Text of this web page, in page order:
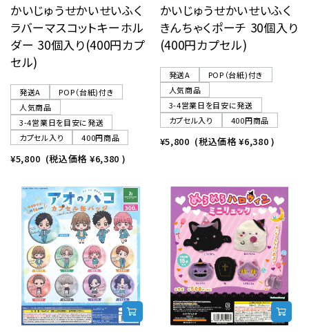
かいじゅうせかいせいふく
ラバーマスコットキーホル
ダー 30個入り(400円カプ
セル)
発送A
POP（台紙)付き
人気商品
3-4営業日を目安に発送
カプセル入り
400円商品
¥5,800 (税込価格 ¥6,380 )
かいじゅうせかいせいふく
きんちゃくポーチ 30個入り
(400円カプセル)
発送A
POP（台紙)付き
人気商品
3-4営業日を目安に発送
カプセル入り
400円商品
¥5,800 (税込価格¥6,380 )